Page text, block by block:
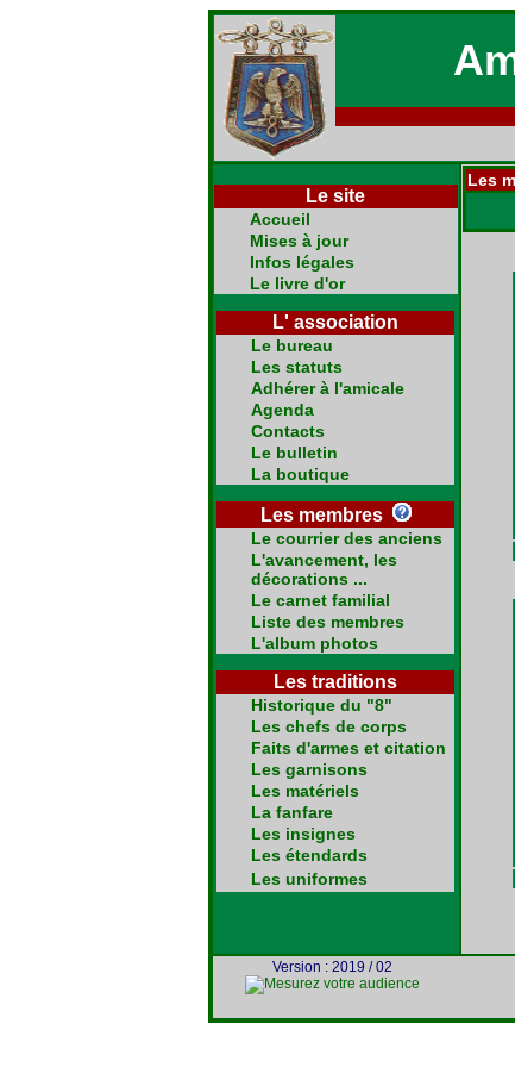
Le site
Accueil
Mises à jour
Infos légales
Le livre d'or
L' association
Le bureau
Les statuts
Adhérer à l'amicale
Agenda
Contacts
Le bulletin
La boutique
Les membres
Le courrier des anciens
L'avancement, les
décorations ...
Le carnet familial
Liste des membres
L'album photos
Les traditions
Historique du "8"
Les chefs de corps
Faits d'armes et citation
Les garnisons
Les matériels
La fanfare
Les insignes
Les étendards
Les uniformes
Les
Version : 2019 / 02